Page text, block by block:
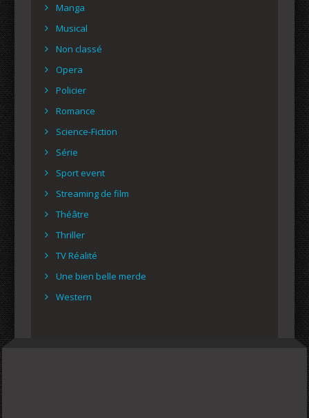
Manga
Musical
Non classé
Opera
Policier
Romance
Science-Fiction
Série
Sport event
Streaming de film
Théâtre
Thriller
TV Réalité
Une bien belle merde
Western